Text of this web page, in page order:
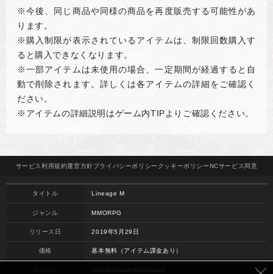
※今後、同じ商品や同様の商品を再度販売する可能性があ
ります。
※購入制限が表示されているアイテムは、制限回数購入す
ると購入できなくなります。
※一部アイテムは未使用の場合、一定期間が経過すると自
動で削除されます。詳しくは各アイテムの詳細をご確認く
ださい。
※アイテムの詳細説明はゲーム内TIPよりご確認ください。
サービス 利用規約運営方針プライバシーポリシー クッキーポリシーNCサービス 同意
タイトル Lineage M
ジャンル MMORPG
リリース日 2019年5月29日
価格 基本無料（アイテム課金あり）